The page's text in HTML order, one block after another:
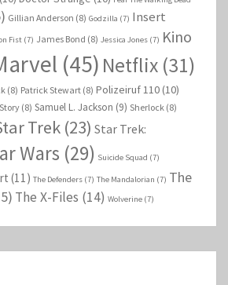
Gillian Anderson (8) Godzilla (7) Insert
Fist (7) James Bond (8) Jessica Jones (7) Kino
(45) Netflix (31)
(8) Patrick Stewart (8) Polizeiruf 110 (10)
(8) Samuel L. Jackson (9) Sherlock (8)
Trek (23) Star Trek:
Wars (29) Suicide Squad (7)
(11) The Defenders (7) The Mandalorian (7) The
The X-Files (14) Wolverine (7)